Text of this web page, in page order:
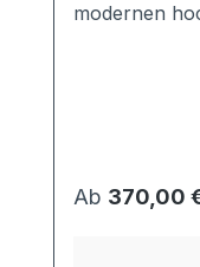
modernen
Wind und
Regulärer
Ab 370,00